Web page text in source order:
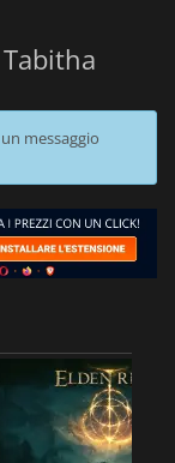
messaggio